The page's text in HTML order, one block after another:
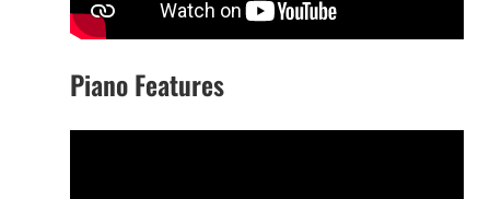
Piano Features